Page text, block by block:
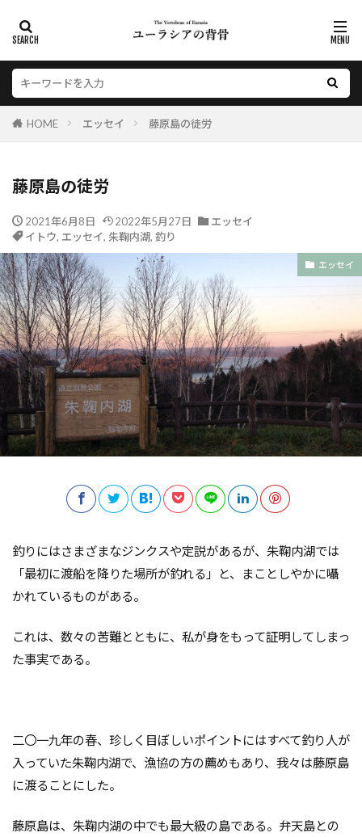
HOME エッセイ 藤原島の徒労
藤原島の徒労
2021年6月8日 2022年5月27日
エッセイ
イトウ, エッセイ, 朱鞠内湖, 釣り
エッセイ
釣りにはさまざまなジンクスや定説があるが、朱鞠内湖では
「最初に渡船を降りた場所が釣れる」と、まことしやかに囁
かれているものがある。
これは、数々の苦難とともに、私が身をもって証明してしまっ
た事実である。
二〇一九年の春、珍しく目ぼしいポイントにはすべて釣り人が
入っていた朱鞠内湖で、漁協の方の薦めもあり、我々は藤原島
に渡ることにした。
藤原島は、朱鞠内湖の中でも最大級の島である。弁天島との